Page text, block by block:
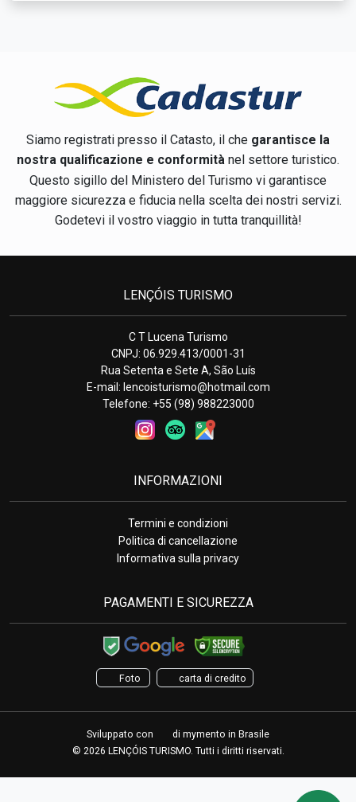
Siamo registrati presso il Catasto, il che garantisce la
nostra qualificazione e conformità nel settore turistico.
Questo sigillo del Ministero del Turismo vi garantisce
maggiore sicurezza e fiducia nella scelta dei nostri servizi.
Godetevi il vostro viaggio in tutta tranquillità!
LENÇÓIS TURISMO
C T Lucena Turismo
CNPJ: 06.929.413/0001-31
Rua Setenta e Sete A, São Luís
E-mail: lencoisturismo@hotmail.com
Telefone: +55 (98) 988223000
INFORMAZIONI
Termini e condizioni
Politica di cancellazione
Informativa sulla privacy
PAGAMENTI E SICUREZZA
Foto carta di credito
Sviluppato con di mymento in Brasile
© 2026 LENÇÓIS TURISMO. Tutti i diritti riservati.